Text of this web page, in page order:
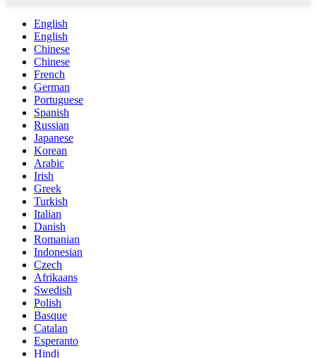
English
English
Chinese
Chinese
French
German
Portuguese
Spanish
Russian
Japanese
Korean
Arabic
Irish
Greek
Turkish
Italian
Danish
Romanian
Indonesian
Czech
Afrikaans
Swedish
Polish
Basque
Catalan
Esperanto
Hindi